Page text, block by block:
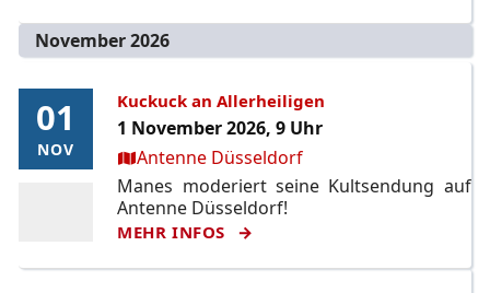
November 2026
01
NOV
01
NOV
Kuckuck an Allerheiligen
1 November 2026, 9 Uhr
Ort:Antenne Düsseldorf
Manes moderiert seine Kultsendung auf
Antenne Düsseldorf!
MEHR INFOS